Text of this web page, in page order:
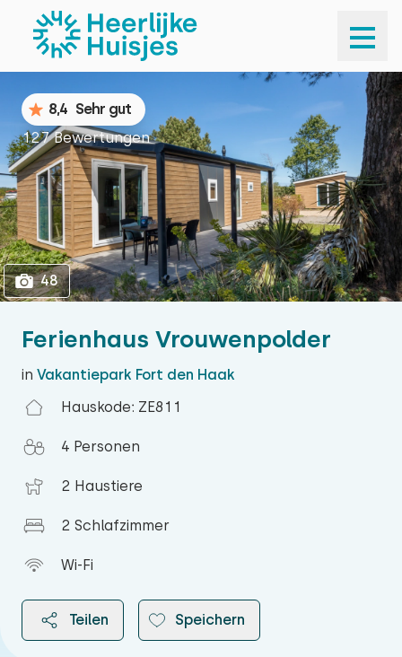
1
Ferienhaus Vrouwenpolder
in Vakantiepark Fort den Haak
Hauskode: ZE811
4 Personen
2 Haustiere
2 Schlafzimmer
Wi-Fi
Teilen Speichern
8,4 Sehr gut
127 Bewertungen
48